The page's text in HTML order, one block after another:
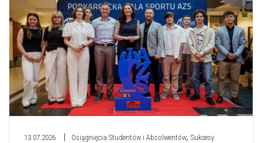
13.07.2026 Osiągnięcia Studentów i Absolwentów, Sukcesy